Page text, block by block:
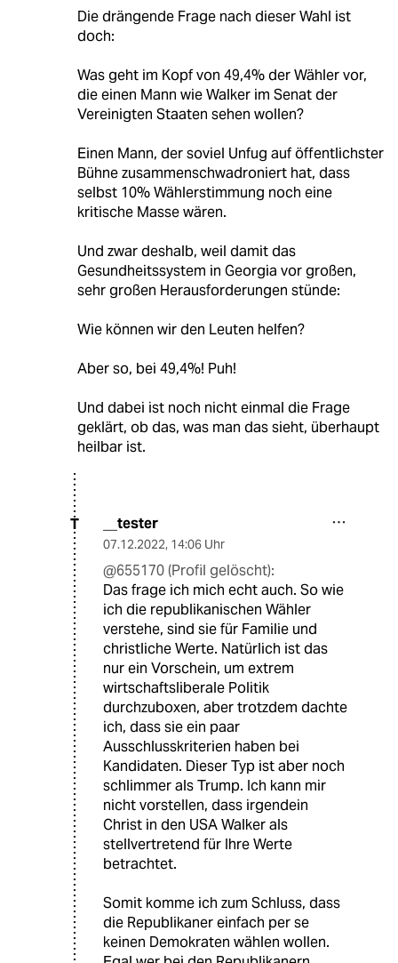
Die drängende Frage nach dieser Wahl ist
doch:
Was geht im Kopf von 49,4% der Wähler vor,
die einen Mann wie Walker im Senat der
Vereinigten Staaten sehen wollen?
Einen Mann, der soviel Unfug auf öffentlichster
Bühne zusammenschwadroniert hat, dass
selbst 10% Wählerstimmung noch eine
kritische Masse wären.
Und zwar deshalb, weil damit das
Gesundheitssystem in Georgia vor großen,
sehr großen Herausforderungen stünde:
Wie können wir den Leuten helfen?
Aber so, bei 49,4%! Puh!
Und dabei ist noch nicht einmal die Frage
geklärt, ob das, was man das sieht, überhaupt
heilbar ist.
T __tester
07.12.2022, 14:06 Uhr
@655170 (Profil gelöscht):
Das frage ich mich echt auch. So wie
ich die republikanischen Wähler
verstehe, sind sie für Familie und
christliche Werte. Natürlich ist das
nur ein Vorschein, um extrem
wirtschaftsliberale Politik
durchzuboxen, aber trotzdem dachte
ich, dass sie ein paar
Ausschlusskriterien haben bei
Kandidaten. Dieser Typ ist aber noch
schlimmer als Trump. Ich kann mir
nicht vorstellen, dass irgendein
Christ in den USA Walker als
stellvertretend für Ihre Werte
betrachtet.
Somit komme ich zum Schluss, dass
die Republikaner einfach per se
keinen Demokraten wählen wollen.